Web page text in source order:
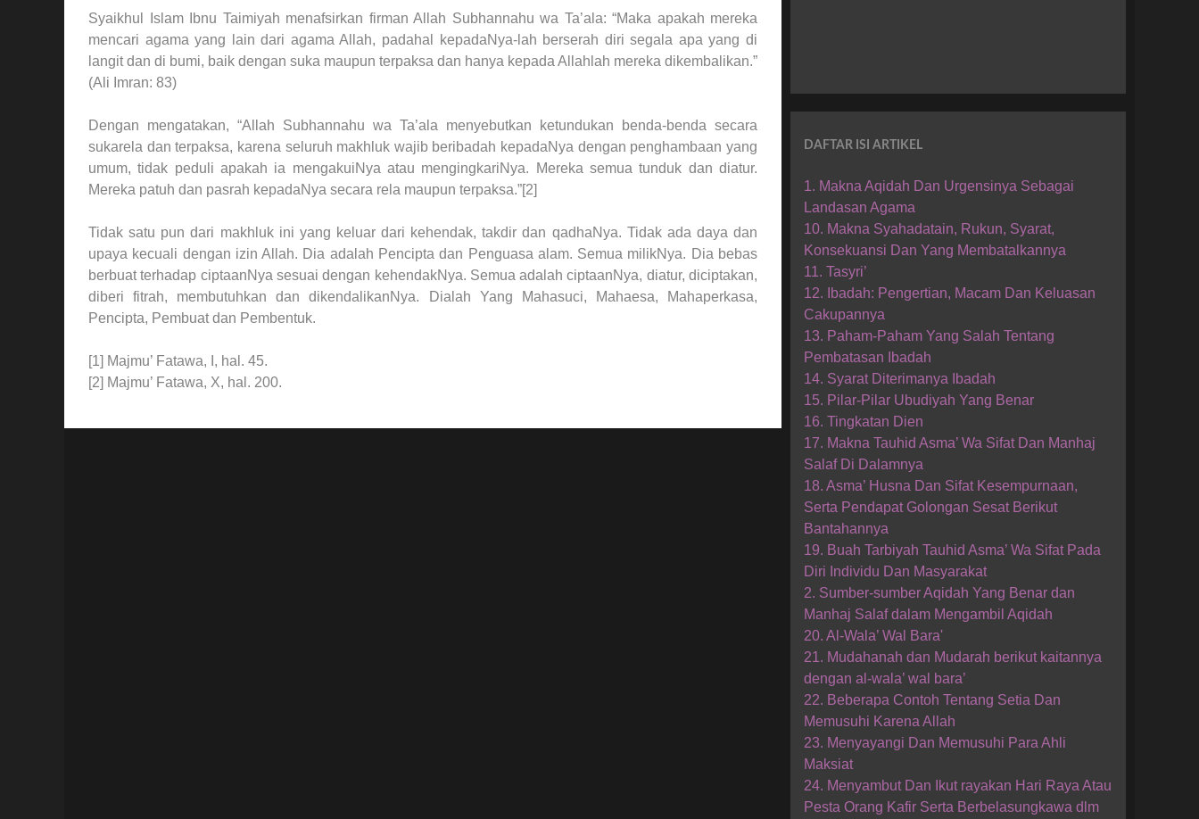
Syaikhul Islam Ibnu Taimiyah menafsirkan firman Allah Subhannahu wa Ta’ala: “Maka apakah mereka
mencari agama yang lain dari agama Allah, padahal kepadaNya-lah berserah diri segala apa yang di
langit dan di bumi, baik dengan suka maupun terpaksa dan hanya kepada Allahlah mereka dikembalikan.”
(Ali Imran: 83)
Dengan mengatakan, “Allah Subhannahu wa Ta’ala menyebutkan ketundukan benda-benda secara
sukarela dan terpaksa, karena seluruh makhluk wajib beribadah kepadaNya dengan penghambaan yang
umum, tidak peduli apakah ia mengakuiNya atau mengingkariNya. Mereka semua tunduk dan diatur.
Mereka patuh dan pasrah kepadaNya secara rela maupun terpaksa.”[2]
Tidak satu pun dari makhluk ini yang keluar dari kehendak, takdir dan qadhaNya. Tidak ada daya dan
upaya kecuali dengan izin Allah. Dia adalah Pencipta dan Penguasa alam. Semua milikNya. Dia bebas
berbuat terhadap ciptaanNya sesuai dengan kehendakNya. Semua adalah ciptaanNya, diatur, diciptakan,
diberi fitrah, membutuhkan dan dikendalikanNya. Dialah Yang Mahasuci, Mahaesa, Mahaperkasa,
Pencipta, Pembuat dan Pembentuk.
[1] Majmu’ Fatawa, I, hal. 45.
[2] Majmu’ Fatawa, X, hal. 200.
DAFTAR ISI ARTIKEL
1. Makna Aqidah Dan Urgensinya Sebagai
Landasan Agama
10. Makna Syahadatain, Rukun, Syarat,
Konsekuansi Dan Yang Membatalkannya
11. Tasyri’
12. Ibadah: Pengertian, Macam Dan Keluasan
Cakupannya
13. Paham-Paham Yang Salah Tentang
Pembatasan Ibadah
14. Syarat Diterimanya Ibadah
15. Pilar-Pilar Ubudiyah Yang Benar
16. Tingkatan Dien
17. Makna Tauhid Asma’ Wa Sifat Dan Manhaj
Salaf Di Dalamnya
18. Asma’ Husna Dan Sifat Kesempurnaan,
Serta Pendapat Golongan Sesat Berikut
Bantahannya
19. Buah Tarbiyah Tauhid Asma’ Wa Sifat Pada
Diri Individu Dan Masyarakat
2. Sumber-sumber Aqidah Yang Benar dan
Manhaj Salaf dalam Mengambil Aqidah
20. Al-Wala’ Wal Bara'
21. Mudahanah dan Mudarah berikut kaitannya
dengan al-wala’ wal bara’
22. Beberapa Contoh Tentang Setia Dan
Memusuhi Karena Allah
23. Menyayangi Dan Memusuhi Para Ahli
Maksiat
24. Menyambut Dan Ikut rayakan Hari Raya Atau
Pesta Orang Kafir Serta Berbelasungkawa dlm